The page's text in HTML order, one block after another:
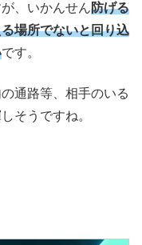
、いかんせん防げる
場所でないと回り込
です。
通路等、相手のいる
そうですね。